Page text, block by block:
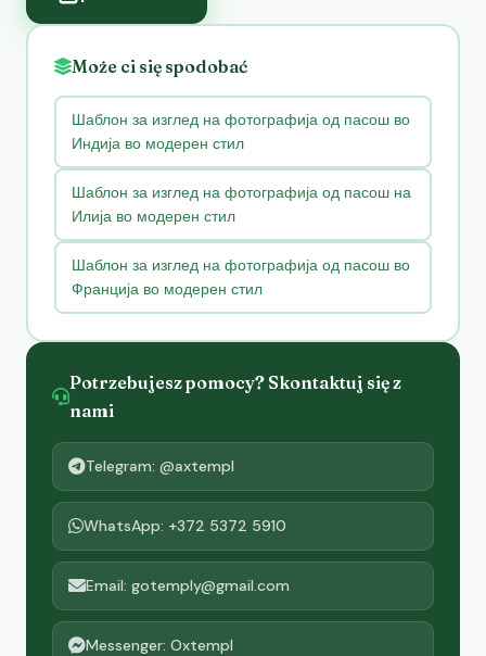
Może ci się spodobać
Шаблон за изглед на фотографија од пасош во
Индија во модерен стил
Шаблон за изглед на фотографија од пасош на
Илија во модерен стил
Шаблон за изглед на фотографија од пасош во
Франција во модерен стил
Potrzebujesz pomocy? Skontaktuj się z
nami
Telegram: @axtempl
WhatsApp: +372 5372 5910
Email: gotemply@gmail.com
Messenger: Oxtempl